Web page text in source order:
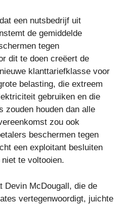
een nutsbedrijf uit
de gemiddelde
tegen
dit te doen creëert de
klanttariefklasse voor
belasting, die extreem
gebruiken en die
zouden houden dan alle
zou ook
beschermen tegen
een exploitant besluiten
te voltooien.
Devin McDougall, die de
vertegenwoordigt, juichte